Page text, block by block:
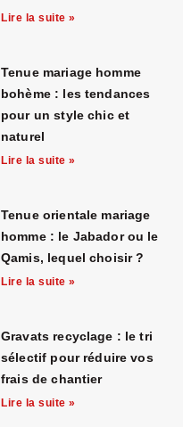
Lire la suite »
Tenue mariage homme
bohème : les tendances
pour un style chic et
naturel
Lire la suite »
Tenue orientale mariage
homme : le Jabador ou le
Qamis, lequel choisir ?
Lire la suite »
Gravats recyclage : le tri
sélectif pour réduire vos
frais de chantier
Lire la suite »